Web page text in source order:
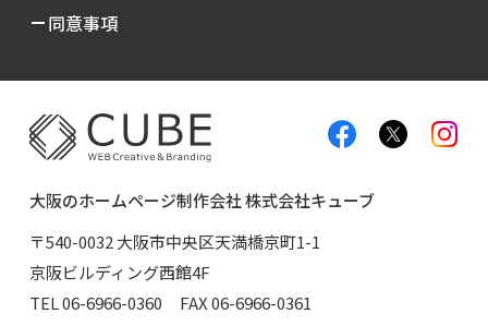
同意事項
大阪のホームページ制作会社 株式会社キューブ
〒540-0032 大阪市中央区天満橋京町1-1
京阪ビルディング西館4F
TEL06-6966-0360 FAX 06-6966-0361